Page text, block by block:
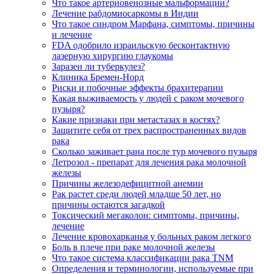
Что такое артериовенозные мальформации?
Лечение рабдомиосаркомы в Индии
Что такое синдром Марфана, симптомы, причины
и лечение
FDA одобрило израильскую бесконтактную
лазерную хирургию глаукомы
Заразен ли туберкулез?
Клиника Бремен-Норд
Риски и побочные эффекты брахитерапии
Какая выживаемость у людей с раком мочевого
пузыря?
Какие признаки при метастазах в костях?
Защитите себя от трех распространенных видов
рака
Сколько заживает рана после тур мочевого пузыря
Летрозол - препарат для лечения рака молочной
железы
Причины железодефицитной анемии
Рак растет среди людей младше 50 лет, но
причины остаются загадкой
Токсический мегаколон: симптомы, причины,
лечение
Лечение кровохарканья у больных раком легкого
Боль в плече при раке молочной железы
Что такое система классификации рака TNM
Определения и терминологии, используемые при